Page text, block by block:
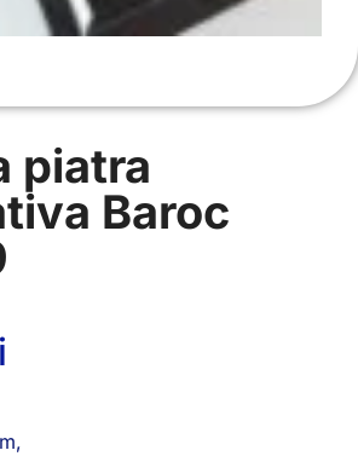
piatra
Baroc